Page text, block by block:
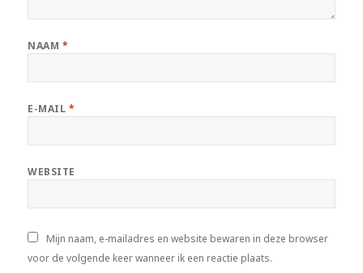
NAAM *
E-MAIL *
WEBSITE
Mijn naam, e-mailadres en website bewaren in deze browser
voor de volgende keer wanneer ik een reactie plaats.